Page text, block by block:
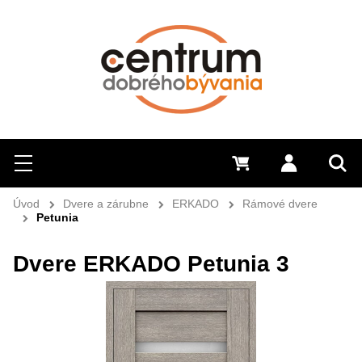
Hľadať
Menu Prihlásiť
0 €
Úvod Dvere a zárubne ERKADO
Rámové dvere
Petunia
Dvere ERKADO Petunia 3